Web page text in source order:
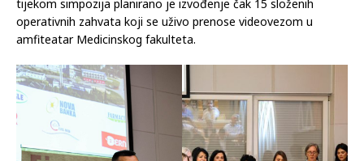
tijekom simpozija planirano je izvođenje čak 15 složenih
operativnih zahvata koji se uživo prenose videovezom u
amfiteatar Medicinskog fakulteta.